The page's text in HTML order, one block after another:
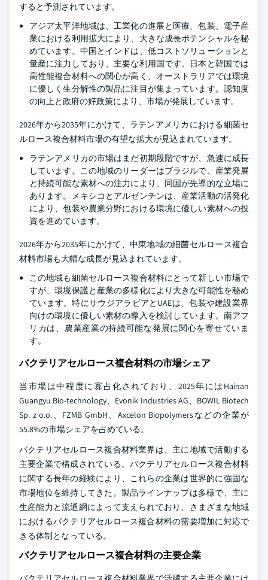
すると予測されています。
アジア太平洋地域は、工業化の進展と医療、包装、電子産
業における利用拡大により、大きな成長ポテンシャルを秘
めています。中国とインドは、低コストソリューションと
量産に注力しており、主要な利用国です。日本と韓国では
高性能複合材料への関心が高く、オーストラリアでは環境
に優しく生分解性の製品に注目が集まっています。認知度
の向上と政府の好政策により、市場が発展しています。
2026年から2035年にかけて、ラテンアメリカにおける細菌セ
ルロース複合材料市場の有望な拡大が見込まれています。
ラテンアメリカの市場はまだ初期段階ですが、急速に成長
しています。この地域のリーダーはブラジルで、産業発展
と持続可能な素材への注力により、同国が先導的な立場に
あります。メキシコとアルゼンチンは、産業活動の活発化
により、包装や農業分野における環境に優しい素材への投
資を進めています。
2026年から2035年にかけて、中東地域の細菌セルロース複合
材料市場も大幅な成長が見込まれています。
この地域も細菌セルロース複合材料にとって新しい市場で
すが、環境保護と産業の多様化により大きな可能性を秘め
ています。特にサウジアラビアとUAEは、包装や建設業界
向けの環境に優しい素材の導入を検討しています。南アフ
リカは、農業産業の持続可能な発展に関心を寄せていま
す。
バクテリアセルロース複合材料の市場シェア
当市場は中程度に寡占化されており、2025年にはHainan
Guangyu Bio-technology、Evonik Industries AG、BOWIL Biotech
Sp. z o.o.、FZMB GmbH、Axcelon Biopolymersなどの企業が
55.8%の市場シェアを占めている。
バクテリアセルロース複合材料業界は、主に地域で活動する
主要企業で構成されている。バクテリアセルロース複合材料
に関する長年の経験により、これらの企業は世界的に強固な
市場地位を維持してきた。製品ラインナップは多様で、主に
生産能力と流通網によって支えられており、さまざまな地域
におけるバクテリアセルロース複合材料の需要増加に対応で
きる体制となっている。
バクテリアセルロース複合材料の主要企業